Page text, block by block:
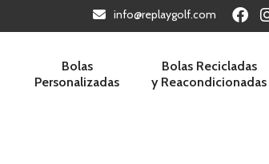
info@replaygolf.com
Bolas
Personalizadas
Bolas Recicladas
y Reacondicionadas